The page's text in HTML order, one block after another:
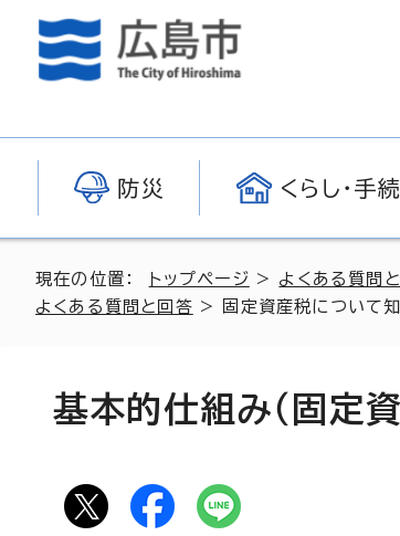
防災 くらし・手
現在の位置： トップページ > よくある質問
よくある質問と回答 > 固定資産税について
基本的仕組み（固定